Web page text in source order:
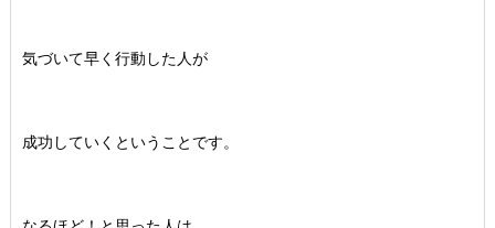
気づいて早く行動した人が
成功していくということです。